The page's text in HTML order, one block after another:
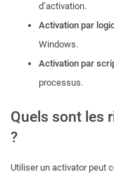
d’activation.
Activation par
Windows.
Activation par
processus.
Quels sont les
?
Utiliser un activator peut